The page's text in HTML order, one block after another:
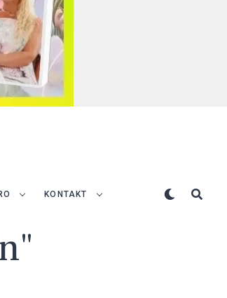
KONTAKT